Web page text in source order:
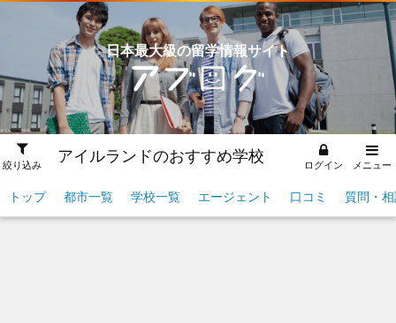
日本最大級の留学情報サイト
絞り込み アイルランドのおすすめ学校 ログイン メニュー
トップ 都市一覧 学校一覧 エージェント 口コミ 質問・